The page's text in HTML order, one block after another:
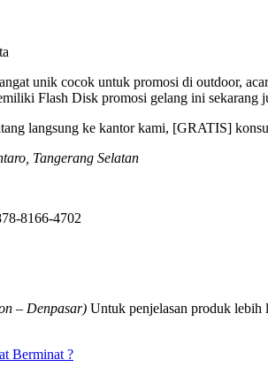
unik cocok untuk promosi di outdoor,
Flash Disk promosi gelang ini sekarang
langsung ke kantor kami, [GRATIS]
Tangerang Selatan
8166-4702
– Denpasar) Untuk penjelasan produk
Berminat ?